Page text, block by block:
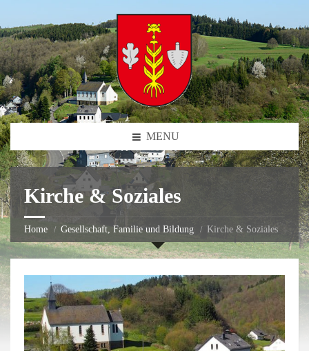
MENU
Kirche & Soziales
Home Gesellschaft, Familie und Bildung Kirche & Soziales